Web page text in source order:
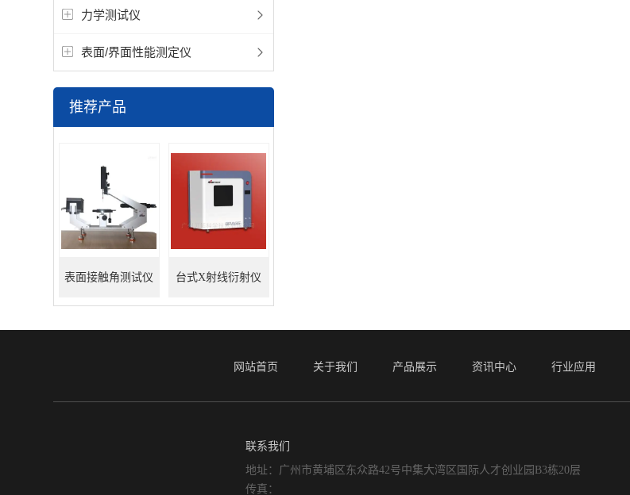
力学测试仪
表面/界面性能测定仪
推荐产品
表面接触角测试仪 台式X射线衍射仪
网站首页 关于我们 产品展示 资讯中心 行业应用
联系我们
地址：广州市黄埔区东众路42号中集大湾区国际人才创业园B3栋20层
传真：